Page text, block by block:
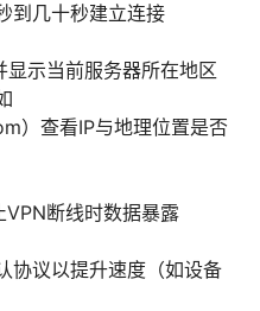
到几十秒建立连接
显示当前服务器所在地区
）查看IP与地理位置是否
断线时数据暴露
协议以提升速度（如设备